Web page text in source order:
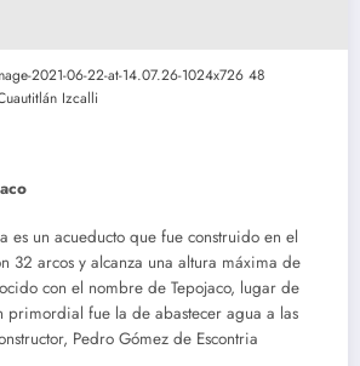
es un acueducto que fue construido en el
32 arcos y alcanza una altura máxima de
con el nombre de Tepojaco, lugar de
primordial fue la de abastecer agua a las
Pedro Gómez de Escontria